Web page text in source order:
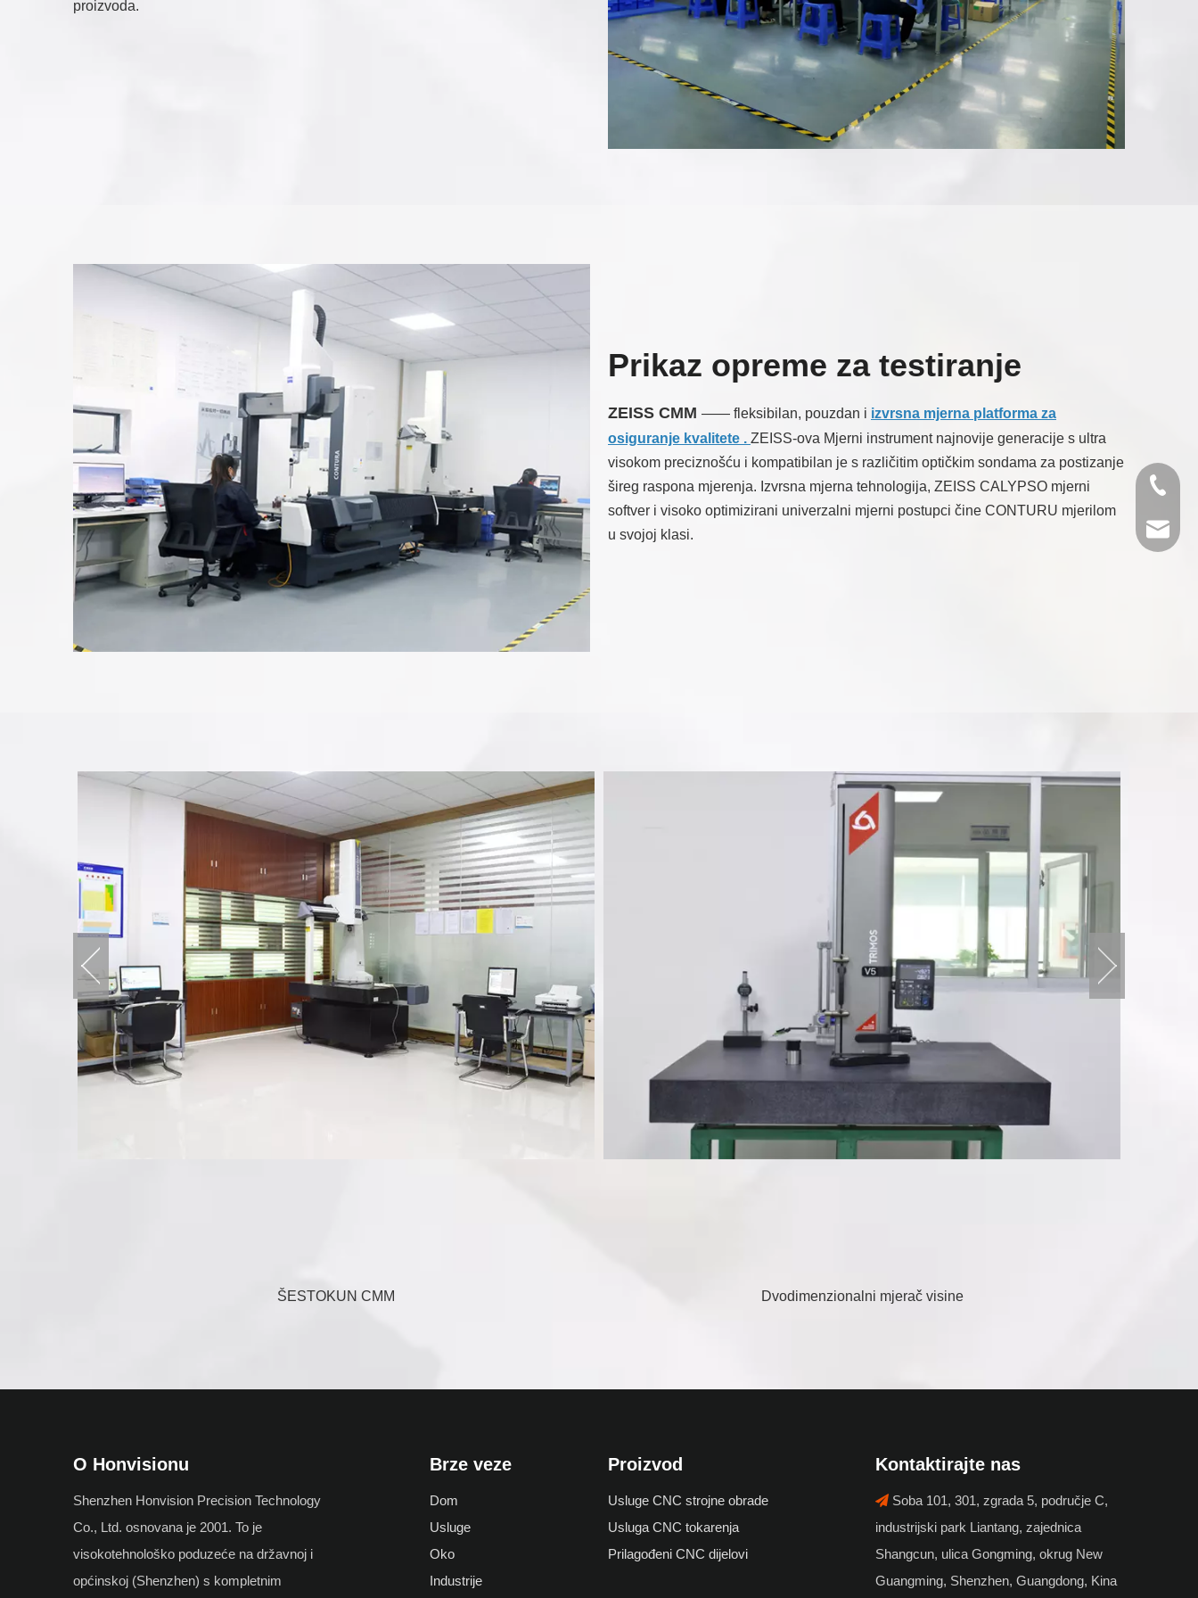
proizvoda.
Prikaz opreme za testiranje
ZEISS CMM —— fleksibilan, pouzdan i izvrsna mjerna platforma za
osiguranje kvalitete . ZEISS-ova Mjerni instrument najnovije generacije s ultra
visokom preciznošću i kompatibilan je s različitim optičkim sondama za postizanje
šireg raspona mjerenja. Izvrsna mjerna tehnologija, ZEISS CALYPSO mjerni
softver i visoko optimizirani univerzalni mjerni postupci čine CONTURU mjerilom
u svojoj klasi.
O Honvisionu
Shenzhen Honvision Precision Technology
Co., Ltd. osnovana je 2001. To je
visokotehnološko poduzeće na državnoj i
općinskoj (Shenzhen) s kompletnim
Brze veze
Dom
Usluge
Oko
Industrije
Proizvod
Usluge CNC strojne obrade
Usluga CNC tokarenja
Prilagođeni CNC dijelovi
Kontaktirajte nas
 Soba 101, 301, zgrada 5, područje C,
industrijski park Liantang, zajednica
Shangcun, ulica Gongming, okrug New
Guangming, Shenzhen, Guangdong, Kina
+86-